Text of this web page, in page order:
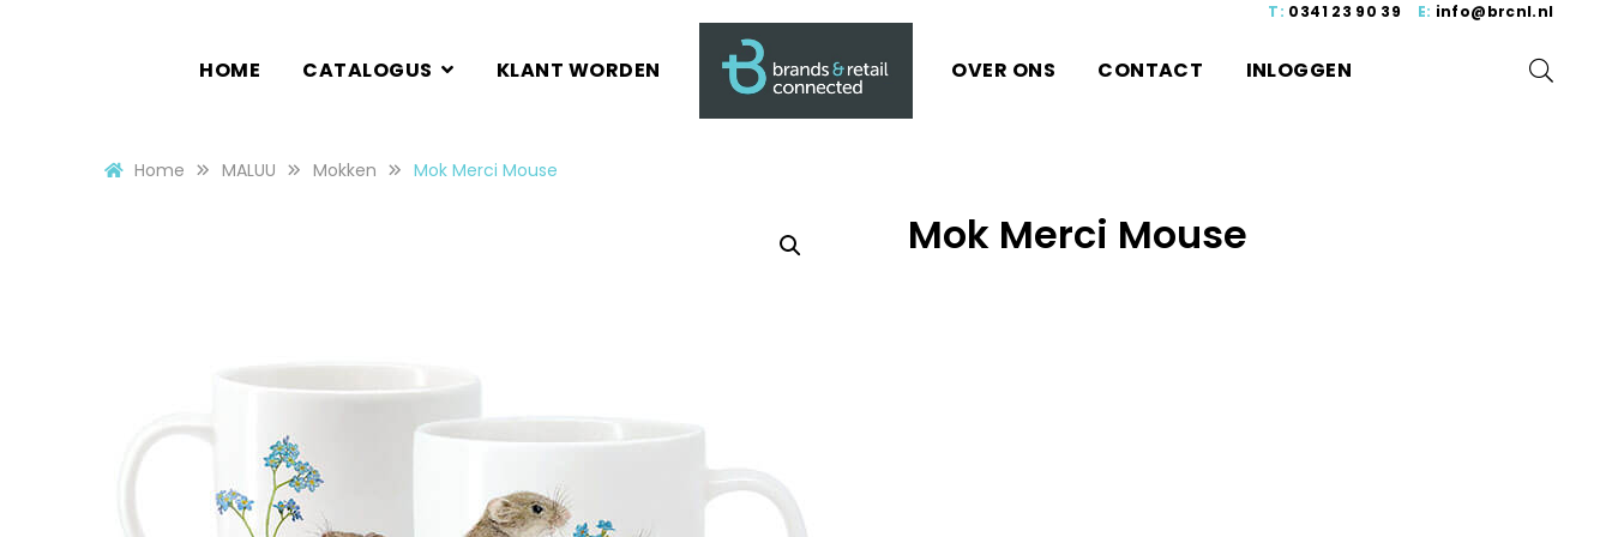
T: 0341 23 90 39 E: info@brcnl.nl
HOME CATALOGUS KLANT WORDEN OVER ONS CONTACT INLOGGEN
Home MALUU Mokken Mok Merci Mouse
Mok Merci Mouse